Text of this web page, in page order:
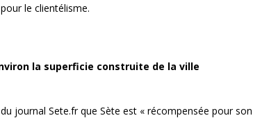
le clientélisme.
la superficie construite de la ville
journal Sete.fr que Sète est « récompensée pour son